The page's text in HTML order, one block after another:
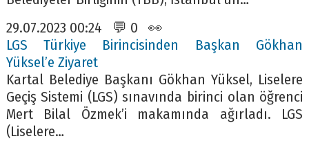
29.07.2023 00:24 💬 0 👀
LGS Türkiye Birincisinden Başkan Gökhan
Yüksel’e Ziyaret
Kartal Belediye Başkanı Gökhan Yüksel, Liselere
Geçiş Sistemi (LGS) sınavında birinci olan öğrenci
Mert Bilal Özmek’i makamında ağırladı. LGS
(Liselere…